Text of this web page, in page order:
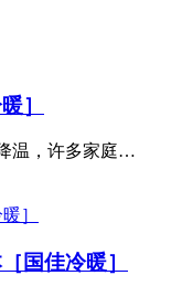
］
温，许多家庭…
国佳冷暖］